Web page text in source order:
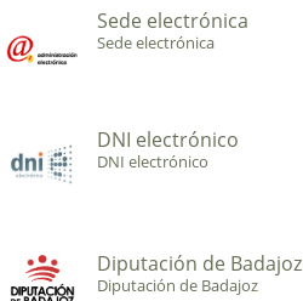
Sede electrónica
Sede electrónica
DNI electrónico
DNI electrónico
Diputación de Badajoz
Diputación de Badajoz